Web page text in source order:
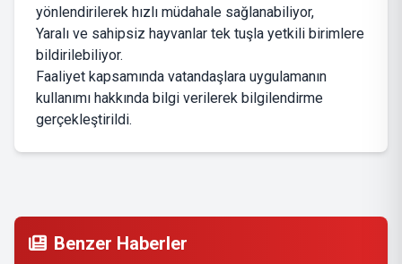
yönlendirilerek hızlı müdahale sağlanabiliyor,
Yaralı ve sahipsiz hayvanlar tek tuşla yetkili birimlere
bildirilebiliyor.
Faaliyet kapsamında vatandaşlara uygulamanın
kullanımı hakkında bilgi verilerek bilgilendirme
gerçekleştirildi.
Benzer Haberler